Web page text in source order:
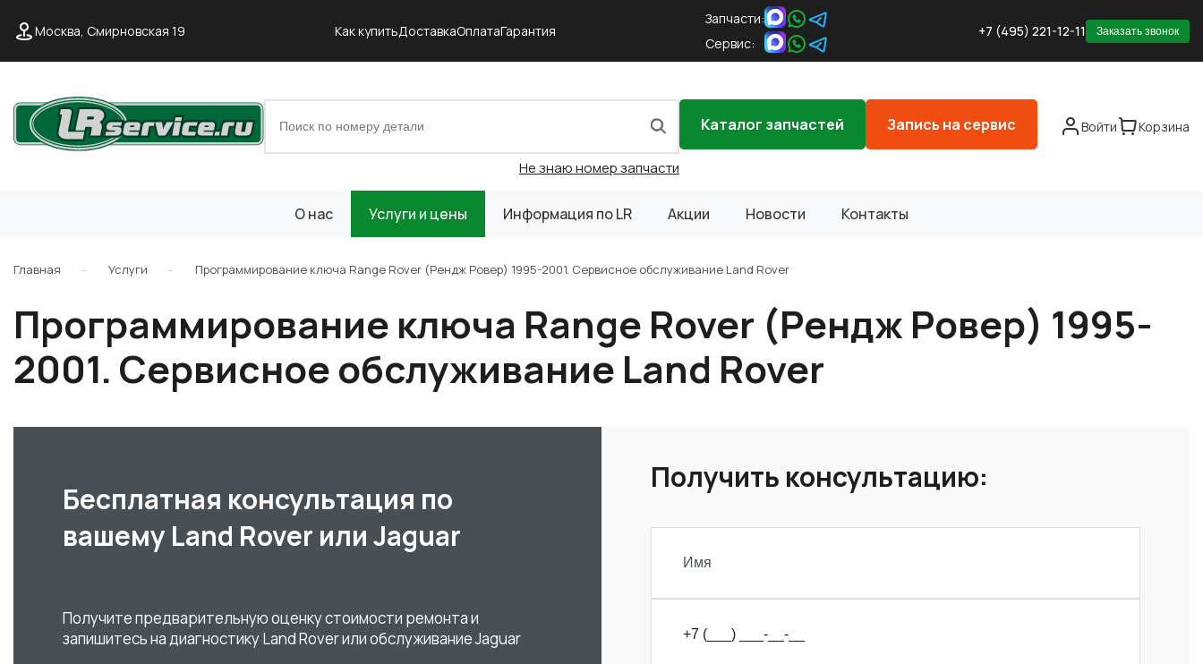
Москва, Смирновская 19 Как купитьДоставкаОплатаГарантия
Запчасти:
Сервис:
+7 (495) 221-12-11 Заказать звонок
Не знаю номер запчасти
Каталог запчастей Запись на сервис Войти Корзина
О нас Услуги и цены Информация по LR Акции Новости Контакты
Главная Услуги Программирование ключа Range Rover (Рендж Ровер) 1995-2001. Сервисное обслуживание Land Rover
Программирование ключа Range Rover (Рендж Ровер) 1995-
2001. Сервисное обслуживание Land Rover
Бесплатная консультация по
вашему Land Rover или Jaguar
Получите предварительную оценку стоимости ремонта и
запишитесь на диагностику Land Rover или обслуживание Jaguar
Получить консультацию: